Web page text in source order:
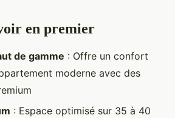
choisir un mobil
pour vos séjours
•12 min de lecture
en premier
de gamme : Offre un confort
moderne avec des
: Espace optimisé sur 35 à 40